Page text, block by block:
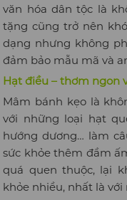
văn hóa dân tộc là
tặng cũng trở nên
dạng nhưng không
đảm bảo mẫu mã và
Hạt điều – thơm ngon
Mâm bánh kẹo là
với những loại hạt
hướng dương… làm
sức khỏe thêm đầm
quá quen thuộc, lại
khỏe nhiều, nhất là với